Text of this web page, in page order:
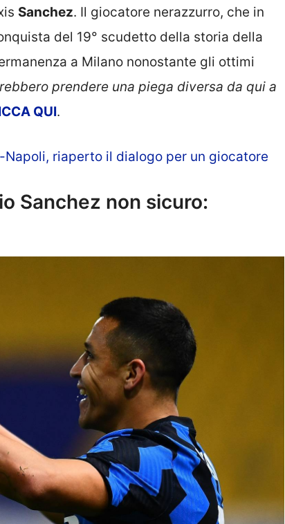
Sanchez. Il giocatore nerazzurro, che in
del 19° scudetto della storia della
a Milano nonostante gli ottimi
prendere una piega diversa da qui a
QUI.
Napoli, riaperto il dialogo per un giocatore
Sanchez non sicuro: